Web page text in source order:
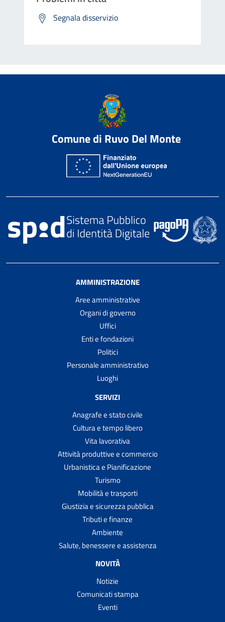
Segnala disservizio
Comune di Ruvo Del Monte
AMMINISTRAZIONE
Aree amministrative
Organi di governo
Uffici
Enti e fondazioni
Politici
Personale amministrativo
Luoghi
SERVIZI
Anagrafe e stato civile
Cultura e tempo libero
Vita lavorativa
Attività produttive e commercio
Urbanistica e Pianificazione
Turismo
Mobilità e trasporti
Giustizia e sicurezza pubblica
Tributi e finanze
Ambiente
Salute, benessere e assistenza
NOVITÀ
Notizie
Comunicati stampa
Eventi